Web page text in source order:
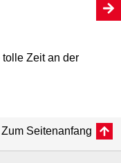
Zeit an der
Zum Seitenanfang